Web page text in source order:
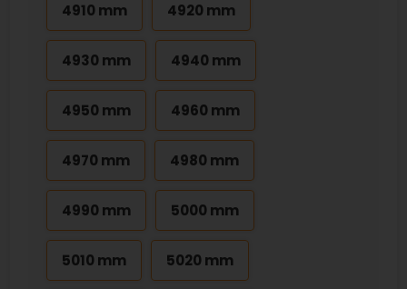
4910 mm 4920 mm
4930 mm 4940 mm
4950 mm 4960 mm
4970 mm 4980 mm
4990 mm 5000 mm
5010 mm 5020 mm